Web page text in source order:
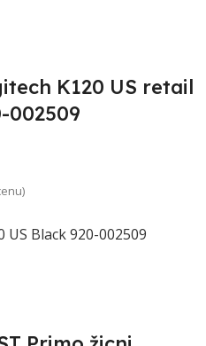
K120 US retail
002509
Black 920-002509